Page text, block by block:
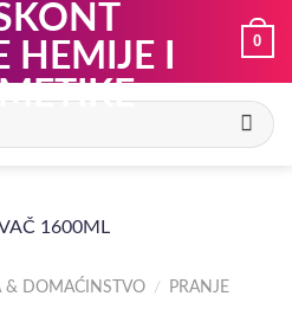
0
& DOMAĆINSTVO /
PRANJE